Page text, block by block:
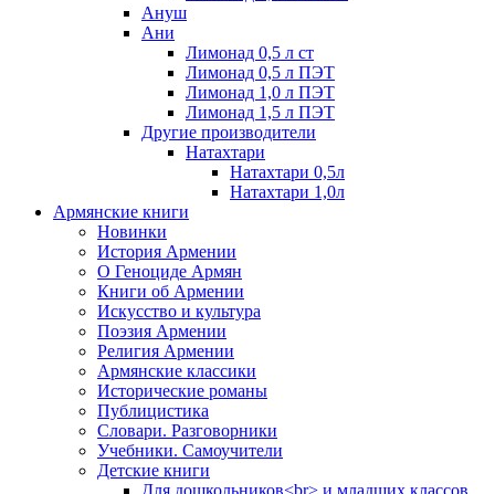
Ануш
Ани
Лимонад 0,5 л ст
Лимонад 0,5 л ПЭТ
Лимонад 1,0 л ПЭТ
Лимонад 1,5 л ПЭТ
Другие производители
Натахтари
Натахтари 0,5л
Натахтари 1,0л
Армянские книги
Новинки
История Армении
О Геноциде Армян
Книги об Армении
Иcкусство и культура
Поэзия Армении
Религия Армении
Армянские классики
Исторические романы
Публицистика
Словари. Разговорники
Учебники. Самоучители
Детские книги
Для дошкольников<br> и младших классов